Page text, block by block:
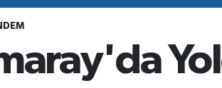
Fikstür